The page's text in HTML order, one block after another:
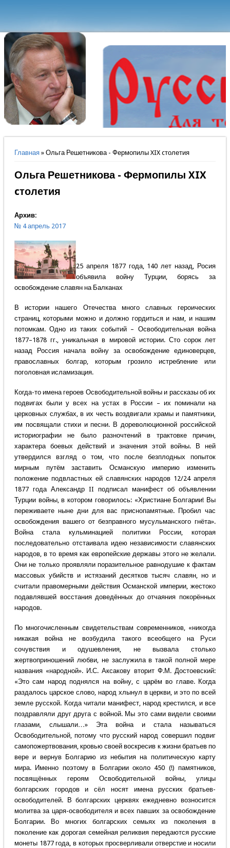
Вы здесь
Главная» Ольга Решетникова - Фермопилы XIX cтолетия
Ольга Решетникова - Фермопилы XIX
cтолетия
Архив:
№ 4 апрель 2017
25 апреля 1877 года, 140 лет назад, Росия
объявила войну Турции, борясь за
освобождение славян на Балканах
В истории нашего Отечества много славных героических
страниц, которыми можно и должно гордиться и нам, и нашим
потомкам. Одно из таких событий – Освободительная война
1877–1878 гг., уникальная в мировой истории. Сто сорок лет
назад Россия начала войну за освобождение единоверцев,
православных болгар, которым грозило истребление или
поголовная исламизация.
Когда-то имена героев Освободительной войны и рассказы об их
подвигах были у всех на устах в России – их поминали на
церковных службах, в их честь воздвигали храмы и памятники,
им посвящали стихи и песни. В дореволюционной российской
историографии не было разночтений в трактовке причин,
характера боевых действий и значения этой войны. В ней
утвердился взгляд о том, что после безплодных попыток
мирным путём заставить Османскую империю изменить
положение подвластных ей славянских народов 12/24 апреля
1877 года Александр II подписал манифест об объявлении
Турции войны, в котором говорилось: «Христиане Болгарии! Вы
переживаете ныне дни для вас приснопамятные. Пробил час
освобождения вашего от безправного мусульманского гнёта».
Война стала кульминацией политики России, которая
последовательно отстаивала идею независимости славянских
народов, в то время как европейские державы этого не желали.
Они не только проявляли поразительное равнодушие к фактам
массовых убийств и истязаний десятков тысяч славян, но и
считали правомерными действия Османской империи, жестоко
подавлявшей восстания доведённых до отчаяния покорённых
народов.
По многочисленным свидетельствам современников, «никогда
никакая война не возбудила такого всеобщего на Руси
сочувствия и одушевления, не вызвала столько
жертвоприношений любви, не заслужила в такой полной мере
названия «народной». И.С. Аксакову вторит Ф.М. Достоевский:
«Это сам народ поднялся на войну, с царём во главе. Когда
раздалось царское слово, народ хлынул в церкви, и это по всей
земле русской. Когда читали манифест, народ крестился, и все
поздравляли друг друга с войной. Мы это сами видели своими
глазами, слышали…» Эта война и стала называться
Освободительной, потому что русский народ совершил подвиг
самопожертвования, кровью своей воскресив к жизни братьев по
вере и вернув Болгарию из небытия на политическую карту
мира. Именно поэтому в Болгарии около 450 (!) памятников,
посвящённых героям Освободительной войны, улицы
болгарских городов и сёл носят имена русских братьев-
освободителей. В болгарских церквях ежедневно возносится
молитва за царя-освободителя и всех павших за освобождение
Болгарии. Во многих болгарских семьях из поколения в
поколение как дорогая семейная реликвия передаются русские
монеты 1877 года, в которых просверливали отверстие и носили